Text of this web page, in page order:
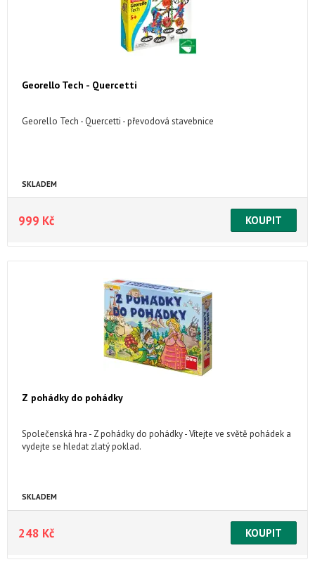
Georello Tech - Quercetti
Georello Tech - Quercetti - převodová stavebnice
SKLADEM
999 Kč
Z pohádky do pohádky
Společenská hra - Z pohádky do pohádky - Vítejte ve světě pohádek a
vydejte se hledat zlatý poklad.
SKLADEM
248 Kč